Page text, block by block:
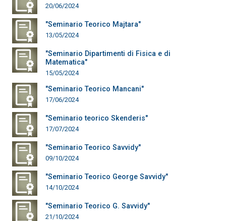
20/06/2024
"Seminario Teorico Majtara"
13/05/2024
"Seminario Dipartimenti di Fisica e di
Matematica"
15/05/2024
"Seminario Teorico Mancani"
17/06/2024
"Seminario teorico Skenderis"
17/07/2024
"Seminario Teorico Savvidy"
09/10/2024
"Seminario Teorico George Savvidy"
14/10/2024
"Seminario Teorico G. Savvidy"
21/10/2024